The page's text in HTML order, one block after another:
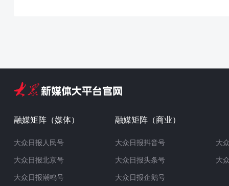
融媒矩阵（媒体）
大众日报人民号
大众日报北京号
大众日报潮鸣号
融媒矩阵（商业）
大众日报抖音号
大众日报头条号
大众日报企鹅号
大
大